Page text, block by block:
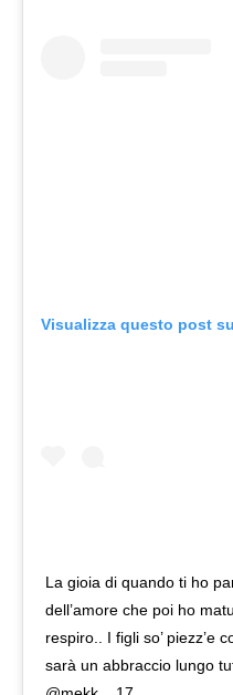
Visualizza questo post
La gioia di quando ti ho
dell’amore che poi ho
respiro.. I figli so’ piezz’e
sarà un abbraccio lungo